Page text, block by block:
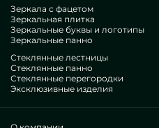
Зеркала с фацетом
Зеркальная плитка
Зеркальные буквы и логотипы
Зеркальные панно
Стеклянные лестницы
Стеклянные панно
Стеклянные перегородки
Эксклюзивные изделия